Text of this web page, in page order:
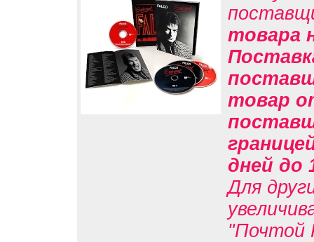
товара
товар
дней до
Для
"Почтой